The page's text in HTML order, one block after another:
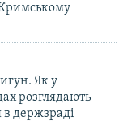
Як у
розглядають
держзраді